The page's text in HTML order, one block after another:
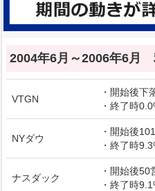
2004年6月～2006年6月
VTGN
・開始後下
・終了時
NYダウ
・開始後
・終了時
ナスダック
・開始後
・終了時